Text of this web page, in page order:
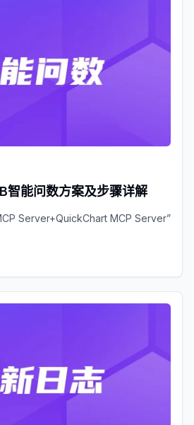
智能问数方案及步骤详解
Server+QuickChart MCP Server”